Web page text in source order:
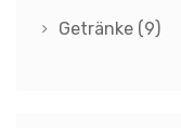
Getränke (9)